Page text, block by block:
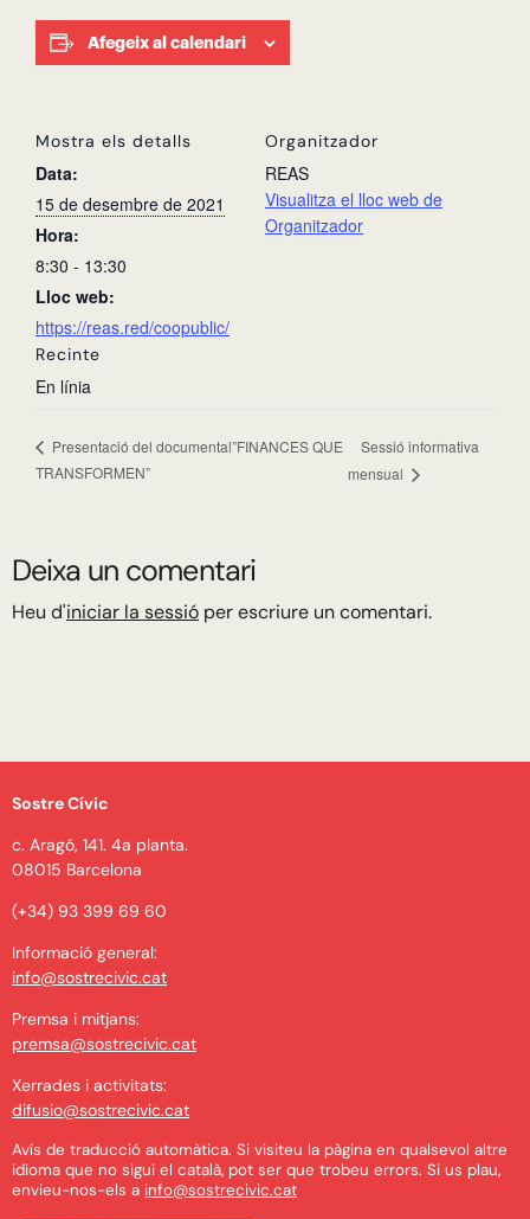
Afegeix al calendari
Mostra els detalls
Data:
15 de desembre de 2021
Hora:
8:30 - 13:30
Lloc web:
https://reas.red/coopublic/
Recinte
En línia
Organitzador
REAS
Visualitza el lloc web de
Organitzador
Presentació del documental”FINANCES QUE
TRANSFORMEN”
Sessió informativa
mensual
Deixa un comentari
Heu d'iniciar la sessió per escriure un comentari.
Sostre Cívic
c. Aragó, 141. 4a planta.
08015 Barcelona
(+34) 93 399 69 60
Informació general:
info@sostrecivic.cat
Premsa i mitjans:
premsa@sostrecivic.cat
Xerrades i activitats:
difusio@sostrecivic.cat
Avís de traducció automàtica. Si visiteu la pàgina en qualsevol altre
idioma que no sigui el català, pot ser que trobeu errors. Si us plau,
envieu-nos-els a info@sostrecivic.cat